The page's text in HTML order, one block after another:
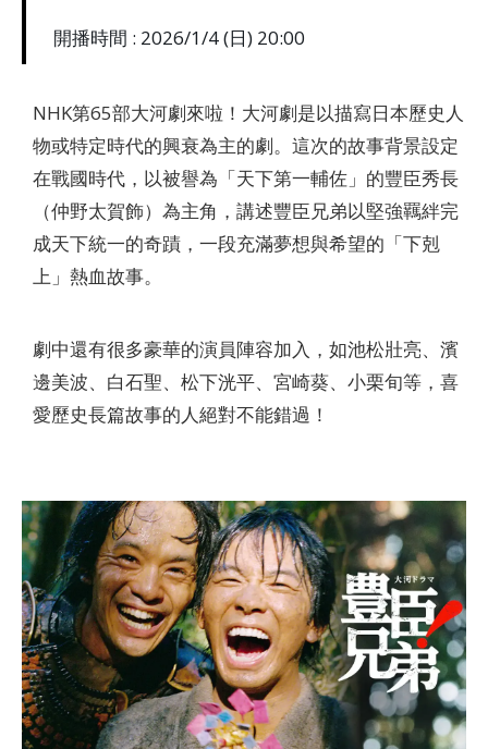
開播時間 : 2026/1/4 (日) 20:00
NHK第65部大河劇來啦！大河劇是以描寫日本歷史人
物或特定時代的興衰為主的劇。這次的故事背景設定
在戰國時代，以被譽為「天下第一輔佐」的豐臣秀長
（仲野太賀飾）為主角，講述豐臣兄弟以堅強羈絆完
成天下統一的奇蹟，一段充滿夢想與希望的「下剋
上」熱血故事。
劇中還有很多豪華的演員陣容加入，如池松壯亮、濱
邊美波、白石聖、松下洸平、宮崎葵、小栗旬等，喜
愛歷史長篇故事的人絕對不能錯過！